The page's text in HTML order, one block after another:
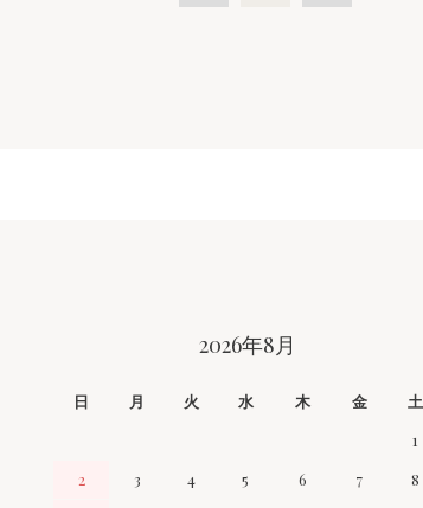
2026年8月
日 月 火 水 木 金
土
1
2
3 4 5 6 7
8